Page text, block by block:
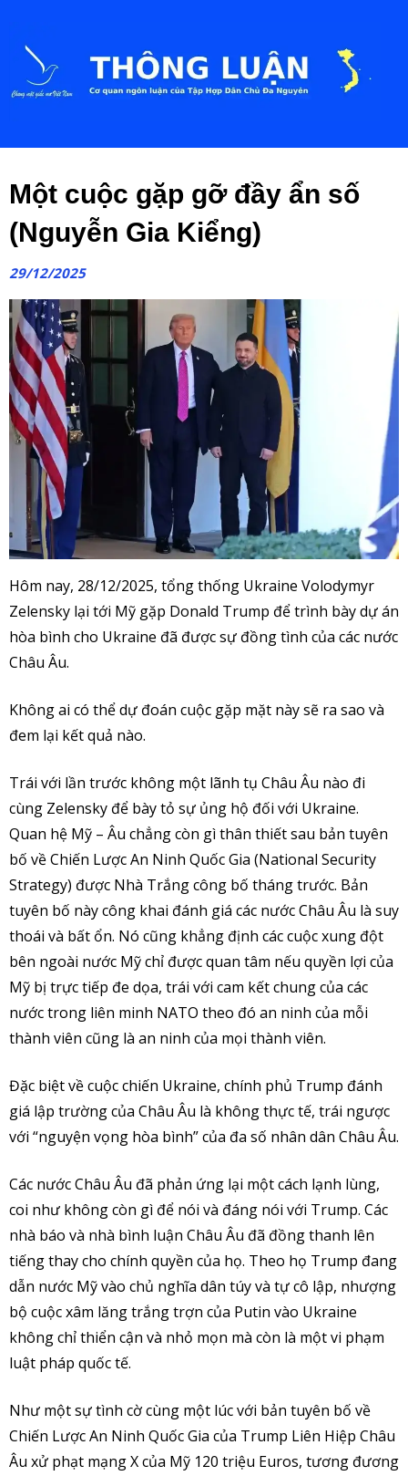
Một cuộc gặp gỡ đầy ẩn số
(Nguyễn Gia Kiểng)
29/12/2025
Hôm nay, 28/12/2025, tổng thống Ukraine Volodymyr
Zelensky lại tới Mỹ gặp Donald Trump để trình bày dự án
hòa bình cho Ukraine đã được sự đồng tình của các nước
Châu Âu.
Không ai có thể dự đoán cuộc gặp mặt này sẽ ra sao và
đem lại kết quả nào.
Trái với lần trước không một lãnh tụ Châu Âu nào đi
cùng Zelensky để bày tỏ sự ủng hộ đối với Ukraine.
Quan hệ Mỹ – Âu chẳng còn gì thân thiết sau bản tuyên
bố về Chiến Lược An Ninh Quốc Gia (National Security
Strategy) được Nhà Trắng công bố tháng trước. Bản
tuyên bố này công khai đánh giá các nước Châu Âu là suy
thoái và bất ổn. Nó cũng khẳng định các cuộc xung đột
bên ngoài nước Mỹ chỉ được quan tâm nếu quyền lợi của
Mỹ bị trực tiếp đe dọa, trái với cam kết chung của các
nước trong liên minh NATO theo đó an ninh của mỗi
thành viên cũng là an ninh của mọi thành viên.
Đặc biệt về cuộc chiến Ukraine, chính phủ Trump đánh
giá lập trường của Châu Âu là không thực tế, trái ngược
với “nguyện vọng hòa bình” của đa số nhân dân Châu Âu.
Các nước Châu Âu đã phản ứng lại một cách lạnh lùng,
coi như không còn gì để nói và đáng nói với Trump. Các
nhà báo và nhà bình luận Châu Âu đã đồng thanh lên
tiếng thay cho chính quyền của họ. Theo họ Trump đang
dẫn nước Mỹ vào chủ nghĩa dân túy và tự cô lập, nhượng
bộ cuộc xâm lăng trắng trợn của Putin vào Ukraine
không chỉ thiển cận và nhỏ mọn mà còn là một vi phạm
luật pháp quốc tế.
Như một sự tình cờ cùng một lúc với bản tuyên bố về
Chiến Lược An Ninh Quốc Gia của Trump Liên Hiệp Châu
Âu xử phạt mạng X của Mỹ 120 triệu Euros, tương đương